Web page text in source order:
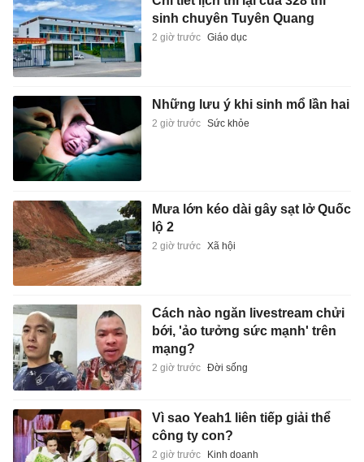
sinh chuyên Tuyên Quang
2 giờ trước Giáo dục
Những lưu ý khi sinh mổ lần hai
2 giờ trước Sức khỏe
Mưa lớn kéo dài gây sạt lở Quốc
lộ 2
2 giờ trước Xã hội
Cách nào ngăn livestream chửi
bới, 'ảo tưởng sức mạnh' trên
mạng?
2 giờ trước Đời sống
Vì sao Yeah1 liên tiếp giải thể
công ty con?
2 giờ trước Kinh doanh